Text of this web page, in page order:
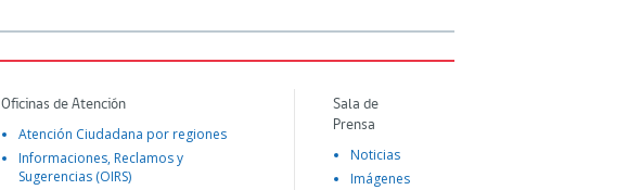
Oficinas de Atención
Atención Ciudadana por regiones
Informaciones, Reclamos y
Sugerencias (OIRS)
Sala de
Prensa
Noticias
Imágenes